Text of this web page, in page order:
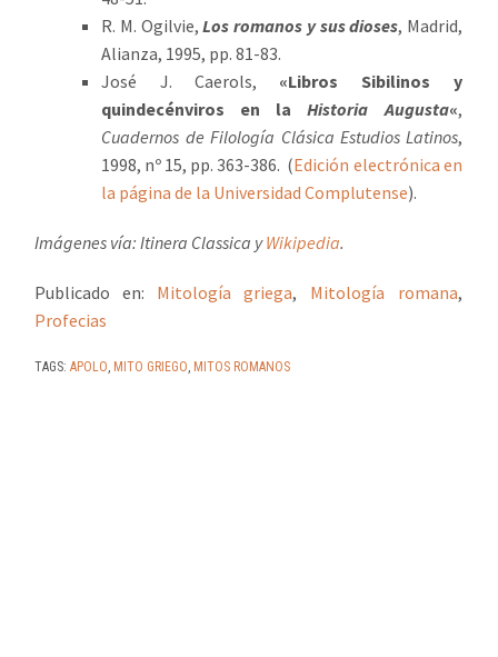
R. M. Ogilvie,Los romanos y sus dioses, Madrid,
Alianza, 1995, pp. 81-83.
José J. Caerols, «Libros Sibilinos y
quindecénviros en laHistoria Augusta«,
Cuadernos de Filología Clásica Estudios Latinos,
1998, nº 15, pp. 363-386. (Edición electrónica en
la página de la Universidad Complutense).
Imágenes vía:Itinera Classica yWikipedia.
Publicado en: Mitología griega, Mitología romana,
Profecias
TAGS:APOLO, MITO GRIEGO, MITOS ROMANOS